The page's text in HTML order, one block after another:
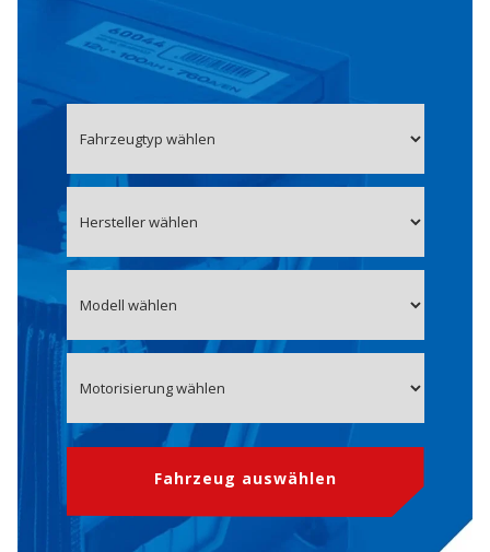
Fahrzeug auswählen